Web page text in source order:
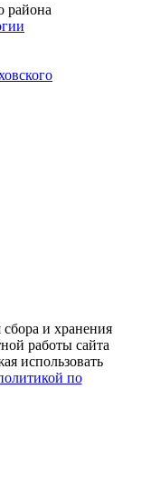
района
и хранения
работы сайта
использовать
по